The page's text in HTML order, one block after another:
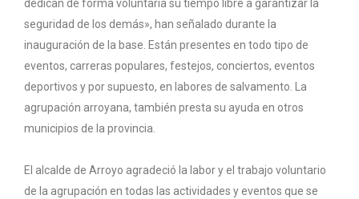
dedican de forma voluntaria su tiempo libre a garantizar la
seguridad de los demás», han señalado durante la
inauguración de la base. Están presentes en todo tipo de
eventos, carreras populares, festejos, conciertos, eventos
deportivos y por supuesto, en labores de salvamento. La
agrupación arroyana, también presta su ayuda en otros
municipios de la provincia.
El alcalde de Arroyo agradeció la labor y el trabajo voluntario
de la agrupación en todas las actividades y eventos que se